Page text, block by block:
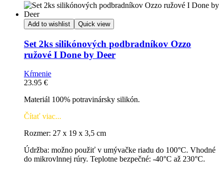
Add to wishlist Quick view
Set 2ks silikónových podbradníkov Ozzo
ružové I Done by Deer
Kŕmenie
23.95 €
Materiál 100% potravinársky silikón.
Čítať viac...
Rozmer: 27 x 19 x 3,5 cm
Údržba: možno použiť v umývačke riadu do 100°C. Vhodné
do mikrovlnnej rúry. Teplotne bezpečné: -40°C až 230°C.